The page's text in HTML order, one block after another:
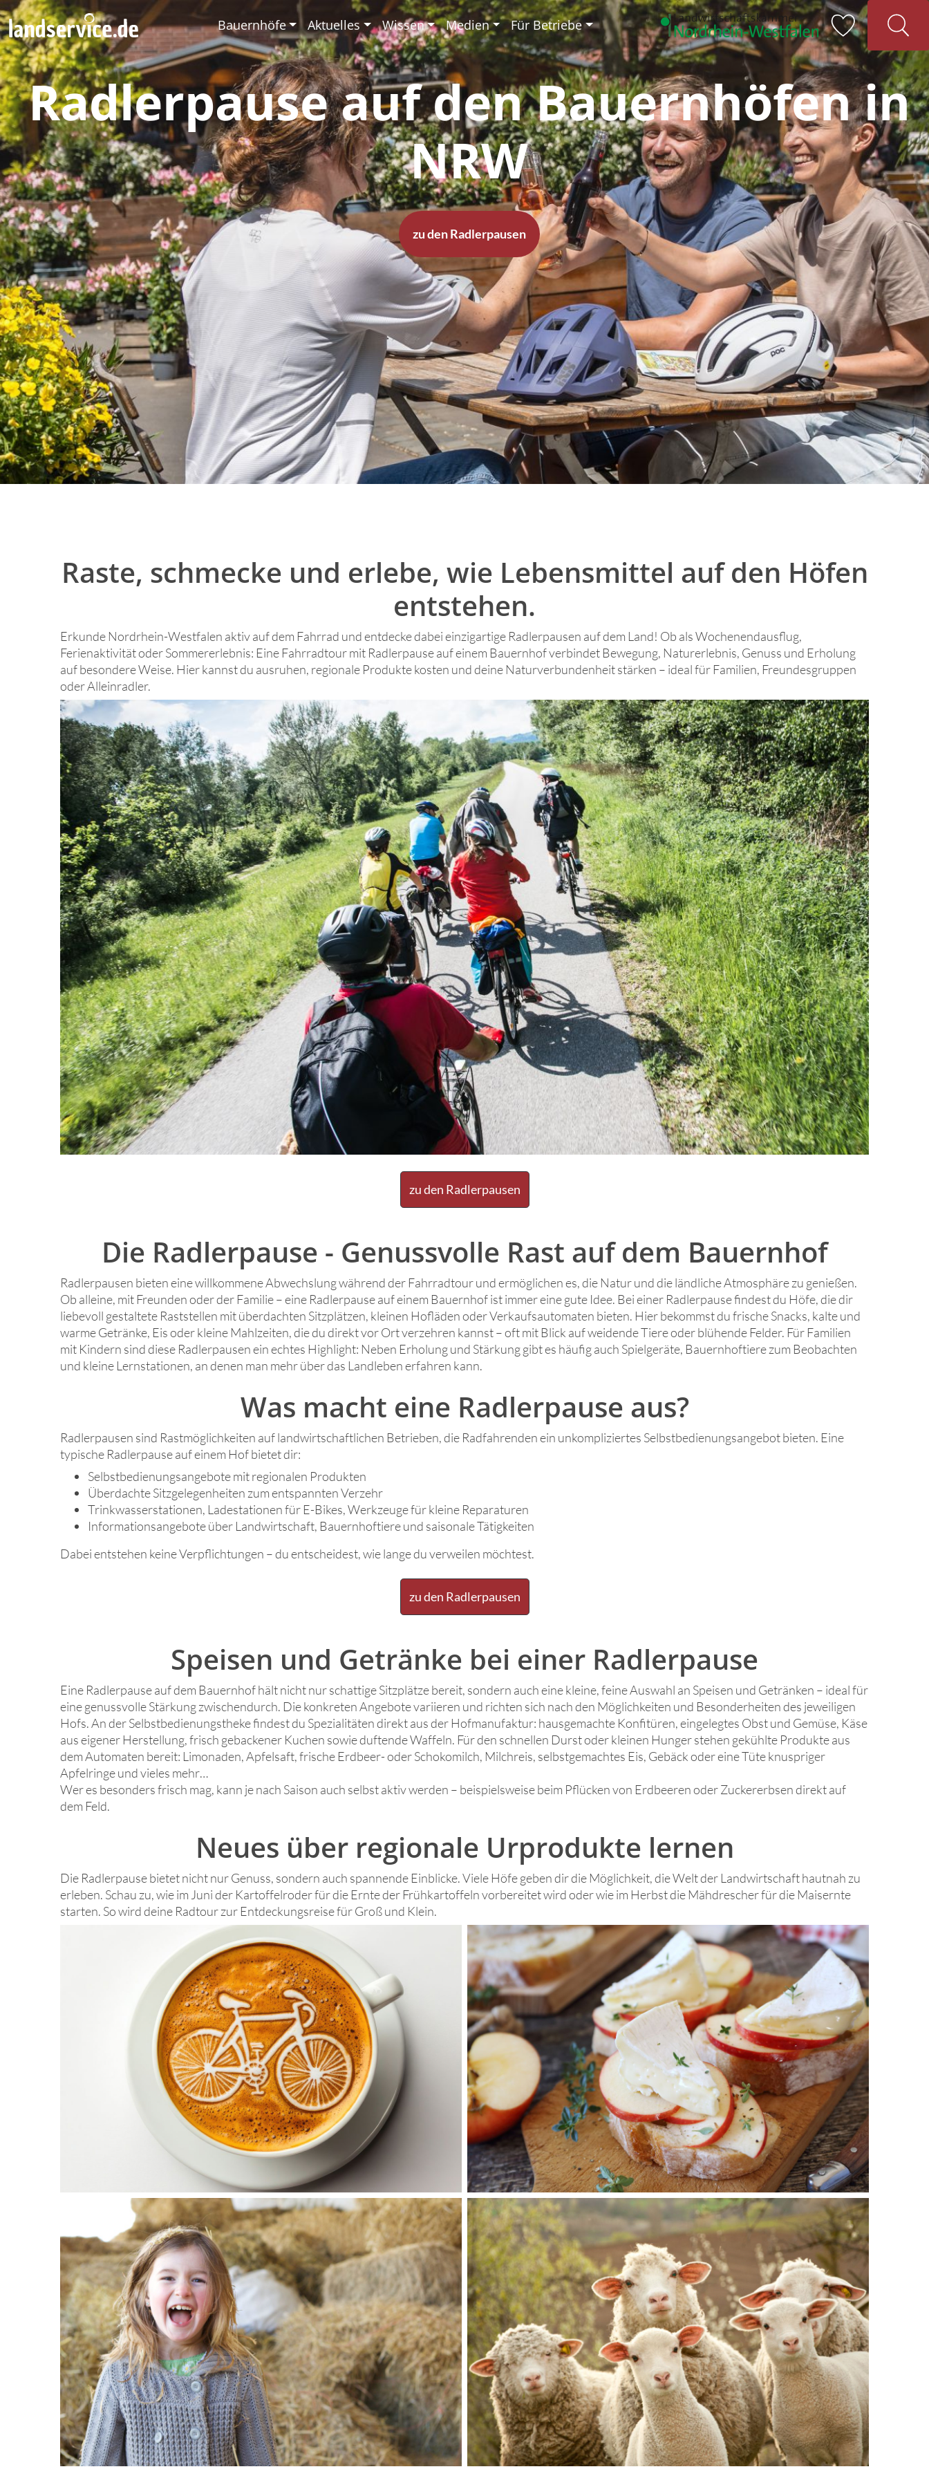
Bauernhöfe Aktuelles Wissen Medien Für Betriebe
Radlerpause auf den Bauernhöfen in
NRW
zu den Radlerpausen
Raste, schmecke und erlebe, wie Lebensmittel auf den Höfen
entstehen.
Erkunde Nordrhein-Westfalen aktiv auf dem Fahrrad und entdecke dabei einzigartige Radlerpausen auf dem Land! Ob als Wochenendausflug,
Ferienaktivität oder Sommererlebnis: Eine Fahrradtour mit Radlerpause auf einem Bauernhof verbindet Bewegung, Naturerlebnis, Genuss und Erholung
auf besondere Weise. Hier kannst du ausruhen, regionale Produkte kosten und deine Naturverbundenheit stärken – ideal für Familien, Freundesgruppen
oder Alleinradler.
zu den Radlerpausen
Die Radlerpause - Genussvolle Rast auf dem Bauernhof
Radlerpausen bieten eine willkommene Abwechslung während der Fahrradtour und ermöglichen es, die Natur und die ländliche Atmosphäre zu genießen.
Ob alleine, mit Freunden oder der Familie – eine Radlerpause auf einem Bauernhof ist immer eine gute Idee. Bei einer Radlerpause findest du Höfe, die dir
liebevoll gestaltete Raststellen mit überdachten Sitzplätzen, kleinen Hofläden oder Verkaufsautomaten bieten. Hier bekommst du frische Snacks, kalte und
warme Getränke, Eis oder kleine Mahlzeiten, die du direkt vor Ort verzehren kannst – oft mit Blick auf weidende Tiere oder blühende Felder. Für Familien
mit Kindern sind diese Radlerpausen ein echtes Highlight: Neben Erholung und Stärkung gibt es häufig auch Spielgeräte, Bauernhoftiere zum Beobachten
und kleine Lernstationen, an denen man mehr über das Landleben erfahren kann.
Was macht eine Radlerpause aus?
Radlerpausen sind Rastmöglichkeiten auf landwirtschaftlichen Betrieben, die Radfahrenden ein unkompliziertes Selbstbedienungsangebot bieten. Eine
typische Radlerpause auf einem Hof bietet dir:
Selbstbedienungsangebote mit regionalen Produkten
Überdachte Sitzgelegenheiten zum entspannten Verzehr
Trinkwasserstationen, Ladestationen für E-Bikes, Werkzeuge für kleine Reparaturen
Informationsangebote über Landwirtschaft, Bauernhoftiere und saisonale Tätigkeiten
Dabei entstehen keine Verpflichtungen – du entscheidest, wie lange du verweilen möchtest.
zu den Radlerpausen
Speisen und Getränke bei einer Radlerpause
Eine Radlerpause auf dem Bauernhof hält nicht nur schattige Sitzplätze bereit, sondern auch eine kleine, feine Auswahl an Speisen und Getränken – ideal für
eine genussvolle Stärkung zwischendurch. Die konkreten Angebote variieren und richten sich nach den Möglichkeiten und Besonderheiten des jeweiligen
Hofs. An der Selbstbedienungstheke findest du Spezialitäten direkt aus der Hofmanufaktur: hausgemachte Konfitüren, eingelegtes Obst und Gemüse, Käse
aus eigener Herstellung, frisch gebackener Kuchen sowie duftende Waffeln. Für den schnellen Durst oder kleinen Hunger stehen gekühlte Produkte aus
dem Automaten bereit: Limonaden, Apfelsaft, frische Erdbeer- oder Schokomilch, Milchreis, selbstgemachtes Eis, Gebäck oder eine Tüte knuspriger
Apfelringe und vieles mehr…
Wer es besonders frisch mag, kann je nach Saison auch selbst aktiv werden – beispielsweise beim Pflücken von Erdbeeren oder Zuckererbsen direkt auf
dem Feld.
Neues über regionale Urprodukte lernen
Die Radlerpause bietet nicht nur Genuss, sondern auch spannende Einblicke. Viele Höfe geben dir die Möglichkeit, die Welt der Landwirtschaft hautnah zu
erleben. Schau zu, wie im Juni der Kartoffelroder für die Ernte der Frühkartoffeln vorbereitet wird oder wie im Herbst die Mähdrescher für die Maisernte
starten. So wird deine Radtour zur Entdeckungsreise für Groß und Klein.